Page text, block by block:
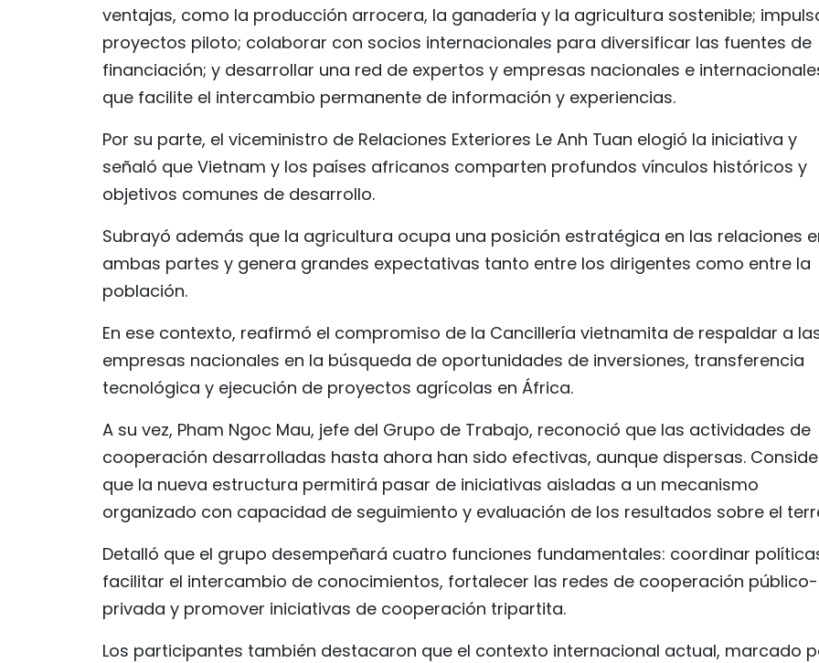
ventajas, como la producción arrocera, la ganadería y la agricultura sostenible;
proyectos piloto; colaborar con socios internacionales para diversificar las fuentes de
financiación; y desarrollar una red de expertos y empresas nacionales e
que facilite el intercambio permanente de información y experiencias.
Por su parte, el viceministro de Relaciones Exteriores Le Anh Tuan elogió la iniciativa y
señaló que Vietnam y los países africanos comparten profundos vínculos históricos y
objetivos comunes de desarrollo.
Subrayó además que la agricultura ocupa una posición estratégica en las relaciones
ambas partes y genera grandes expectativas tanto entre los dirigentes como entre la
población.
En ese contexto, reafirmó el compromiso de la Cancillería vietnamita de respaldar a
empresas nacionales en la búsqueda de oportunidades de inversiones, transferencia
tecnológica y ejecución de proyectos agrícolas en África.
A su vez, Pham Ngoc Mau, jefe del Grupo de Trabajo, reconoció que las actividades de
cooperación desarrolladas hasta ahora han sido efectivas, aunque dispersas.
que la nueva estructura permitirá pasar de iniciativas aisladas a un mecanismo
organizado con capacidad de seguimiento y evaluación de los resultados sobre el
Detalló que el grupo desempeñará cuatro funciones fundamentales: coordinar
facilitar el intercambio de conocimientos, fortalecer las redes de cooperación público-
privada y promover iniciativas de cooperación tripartita.
Los participantes también destacaron que el contexto internacional actual, marcado